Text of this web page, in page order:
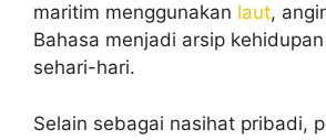
maritim menggunakan laut,
Bahasa menjadi arsip
sehari-hari.
Selain sebagai nasihat pribadi,